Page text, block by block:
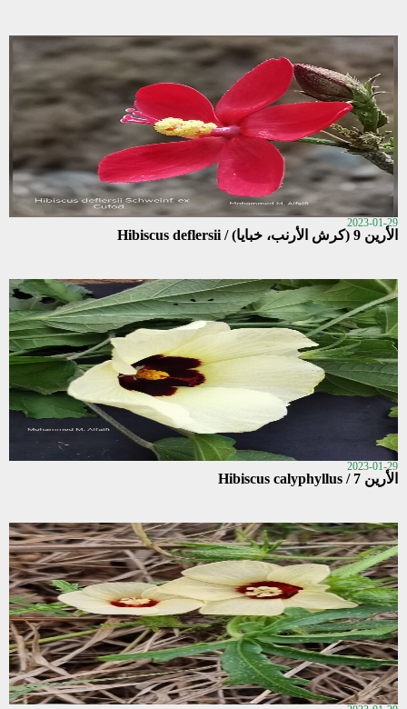
2023-01-29
الأرين 9 (كرش الأرنب، خبايا) / Hibiscus deflersii
2023-01-29
الأرين 7 / Hibiscus calyphyllus